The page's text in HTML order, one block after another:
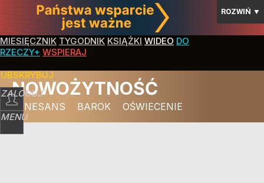
ROZWIŃ ▼
MIESIĘCZNIK TYGODNIK KSIĄŻKI WIDEO DO
RZECZY+ WSPIERAJ
ZALOGUJ
MENU
NOWOŻYTNOŚĆ
RENESANS BAROK OŚWIECENIE